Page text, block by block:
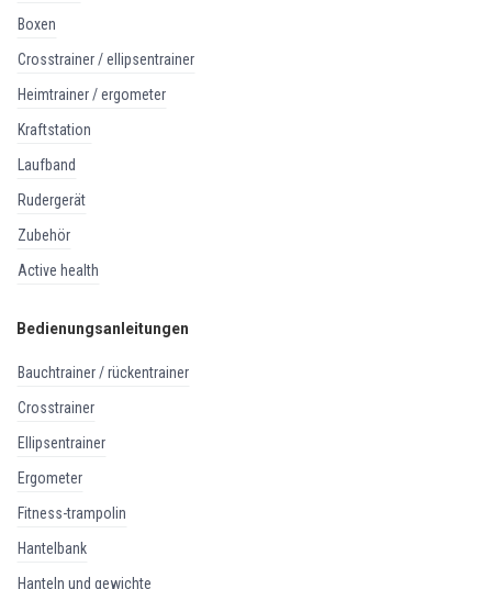
boxen
crosstrainer / ellipsentrainer
heimtrainer / ergometer
kraftstation
laufband
rudergerät
zubehör
active health
Bedienungsanleitungen
bauchtrainer / rückentrainer
crosstrainer
ellipsentrainer
ergometer
fitness-trampolin
hantelbank
hanteln und gewichte